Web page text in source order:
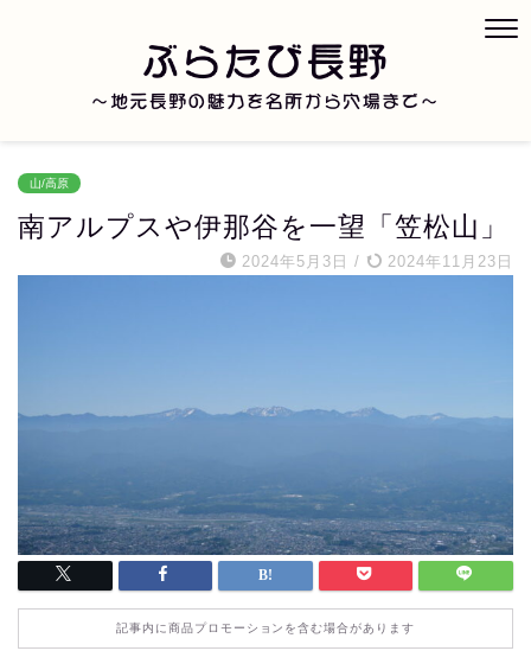
山/高原
南アルプスや伊那谷を一望「笠松山」
2024年5月3日 / 2024年11月23日
記事内に商品プロモーションを含む場合があります